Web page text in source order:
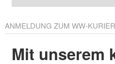
ANMELDUNG ZUM WW-
Mit unserem